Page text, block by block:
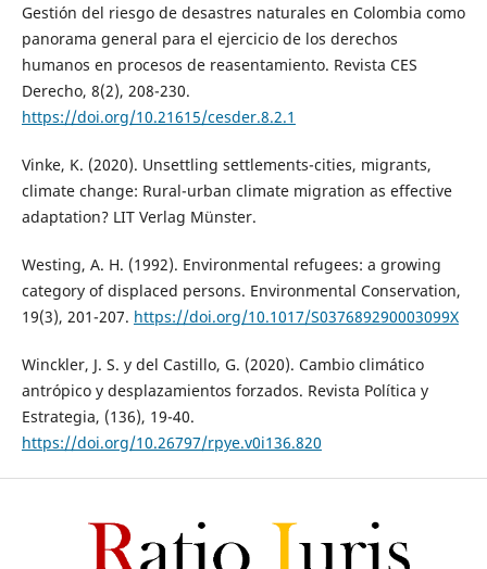
Gestión del riesgo de desastres naturales en Colombia como
panorama general para el ejercicio de los derechos
humanos en procesos de reasentamiento. Revista CES
Derecho, 8(2), 208-230.
https://doi.org/10.21615/cesder.8.2.1
Vinke, K. (2020). Unsettling settlements-cities, migrants,
climate change: Rural-urban climate migration as effective
adaptation? LIT Verlag Münster.
Westing, A. H. (1992). Environmental refugees: a growing
category of displaced persons. Environmental Conservation,
19(3), 201-207. https://doi.org/10.1017/S037689290003099X
Winckler, J. S. y del Castillo, G. (2020). Cambio climático
antrópico y desplazamientos forzados. Revista Política y
Estrategia, (136), 19-40.
https://doi.org/10.26797/rpye.v0i136.820